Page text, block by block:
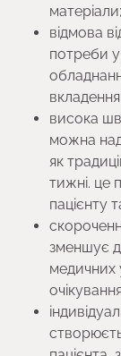
матеріали;
відмова
потреби
висока
можна
як
тижні. це
пацієнту
зменшує
медичних